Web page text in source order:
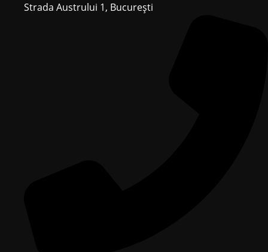
Strada Austrului 1, București